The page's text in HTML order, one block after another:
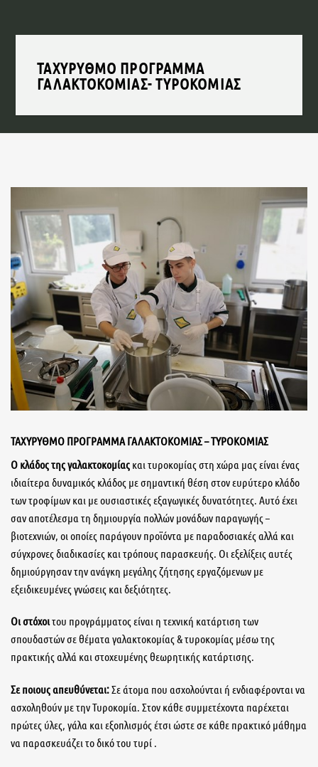
ΤΑΧΥΡΥΘΜΟ ΠΡΟΓΡΑΜΜΑ
ΓΑΛΑΚΤΟΚΟΜΙΑΣ- ΤΥΡΟΚΟΜΙΑΣ
ΤΑΧΥΡΥΘΜΟ ΠΡΟΓΡΑΜΜΑ ΓΑΛΑΚΤΟΚΟΜΙΑΣ – ΤΥΡΟΚΟΜΙΑΣ
Ο κλάδος της γαλακτοκομίας και τυροκομίας στη χώρα μας είναι ένας
ιδιαίτερα δυναμικός κλάδος με σημαντική θέση στον ευρύτερο κλάδο
των τροφίμων και με ουσιαστικές εξαγωγικές δυνατότητες. Αυτό έχει
σαν αποτέλεσμα τη δημιουργία πολλών μονάδων παραγωγής –
βιοτεχνιών, οι οποίες παράγουν προϊόντα με παραδοσιακές αλλά και
σύγχρονες διαδικασίες και τρόπους παρασκευής. Οι εξελίξεις αυτές
δημιούργησαν την ανάγκη μεγάλης ζήτησης εργαζόμενων με
εξειδικευμένες γνώσεις και δεξιότητες.
Οι στόχοιτου προγράμματος είναι η τεχνική κατάρτιση των
σπουδαστών σε θέματα γαλακτοκομίας & τυροκομίας μέσω της
πρακτικής αλλά και στοχευμένης θεωρητικής κατάρτισης.
Σε ποιους απευθύνεται:Σε άτομα που ασχολούνται ή ενδιαφέρονται να
ασχοληθούν με την Τυροκομία. Στον κάθε συμμετέχοντα παρέχεται
πρώτες ύλες, γάλα και εξοπλισμός έτσι ώστε σε κάθε πρακτικό μάθημα
να παρασκευάζει το δικό του τυρί .